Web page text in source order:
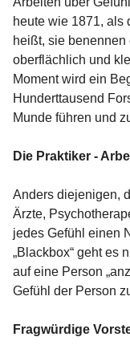
heute wie 1871, als
heißt, sie
oberflächlich und
Moment wird ein
Hunderttausend
Munde führen und
Die Praktiker -
Anders diejenigen,
Ärzte,
jedes Gefühl einen
„Blackbox“ geht es
auf eine Person
Gefühl der Person
Fragwürdige